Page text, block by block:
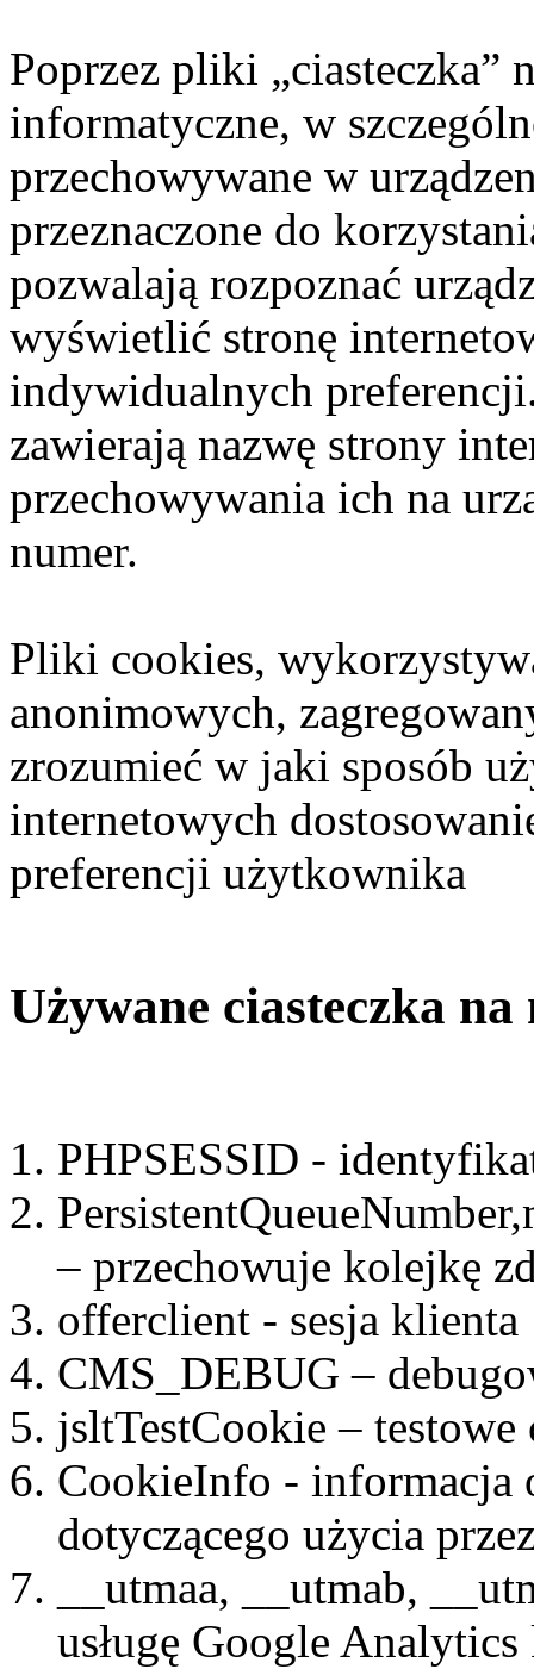
Poprzez pliki „ciasteczka”
informatyczne, w
przechowywane w
przeznaczone do
pozwalają rozpoznać
wyświetlić stronę
indywidualnych
zawierają nazwę strony
przechowywania ich na
numer.
Pliki cookies,
anonimowych,
zrozumieć w jaki sposób
internetowych
preferencji użytkownika
Używane ciasteczka na
PHPSESSID -
– przechowuje kolejkę
offerclient - sesja klienta
CMS_DEBUG –
jsltTestCookie – testowe
CookieInfo - informacja
dotyczącego użycia
__utmaa, __utmab,
usługę Google